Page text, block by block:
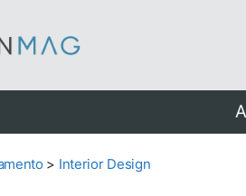
> Interior Design